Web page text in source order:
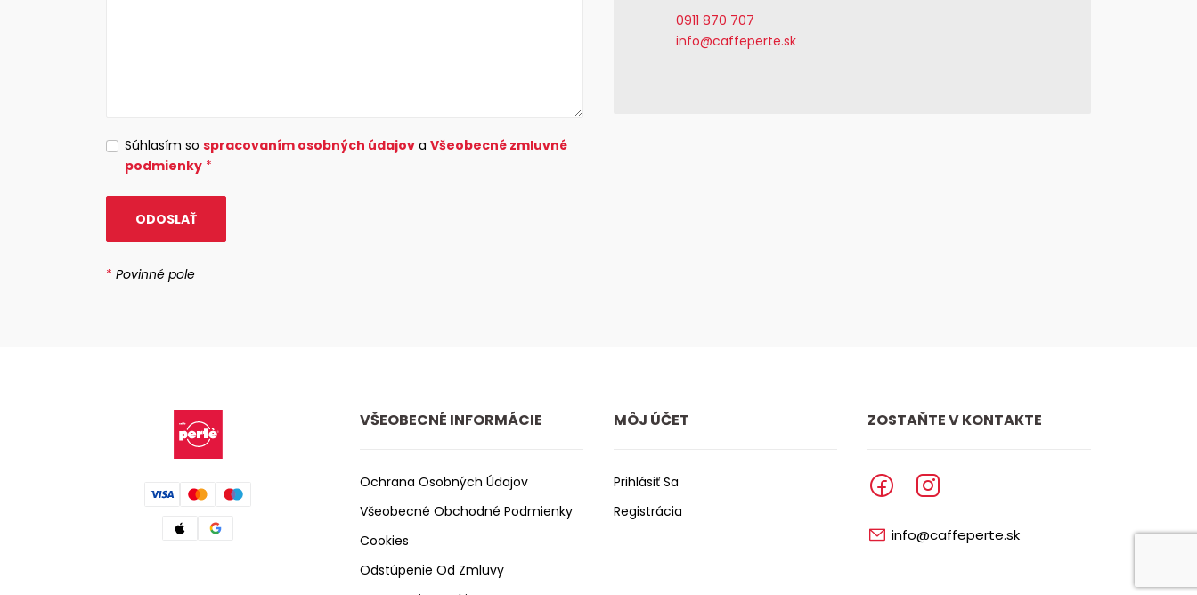
Súhlasím sospracovaním osobných údajov aVšeobecné zmluvné
podmienky *
ODOSLAŤ
*Povinné pole
0911 870 707
info@caffeperte.sk
VŠEOBECNÉ INFORMÁCIE
Ochrana Osobných Údajov
Všeobecné Obchodné Podmienky
Cookies
Odstúpenie Od Zmluvy
MÔJ ÚČET
Prihlásiť Sa
Registrácia
ZOSTAŇTE V KONTAKTE
info@caffeperte.sk